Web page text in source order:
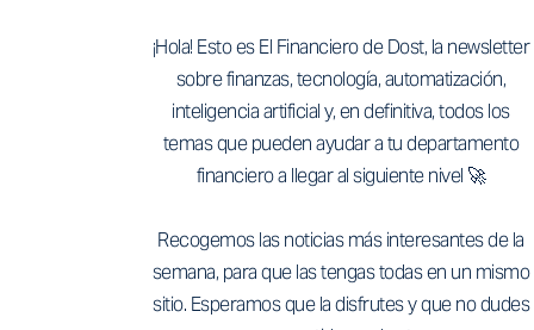
¡Hola! Esto es El Financiero de Dost, la newsletter
sobre finanzas, tecnología, automatización,
inteligencia artificial y, en definitiva, todos los
temas que pueden ayudar a tu departamento
financiero a llegar al siguiente nivel 🚀
‍Recogemos las noticias más interesantes de la
semana, para que las tengas todas en un mismo
sitio. Esperamos que la disfrutes y que no dudes